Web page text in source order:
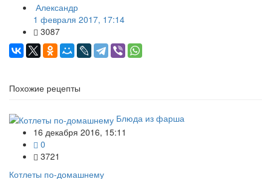
Александр
1 февраля 2017, 17:14
3087
Похожие рецепты
Блюда из фарша
16 декабря 2016, 15:11
0
3721
Котлеты по-домашнему